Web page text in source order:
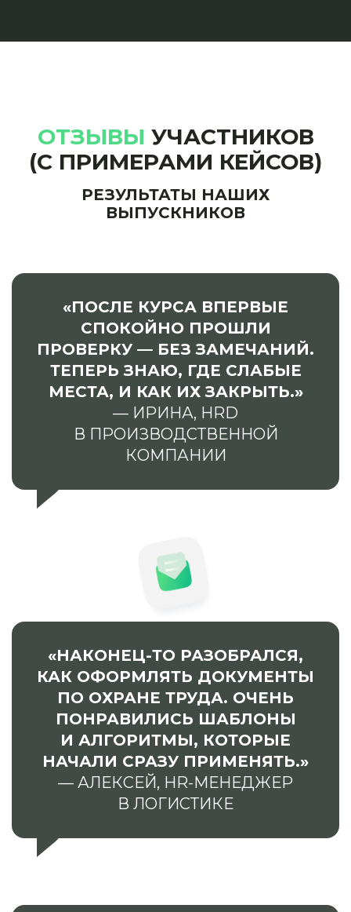
ОТЗЫВЫ УЧАСТНИКОВ
(С ПРИМЕРАМИ КЕЙСОВ)
РЕЗУЛЬТАТЫ НАШИХ
ВЫПУСКНИКОВ
«ПОСЛЕ КУРСА ВПЕРВЫЕ
СПОКОЙНО ПРОШЛИ
ПРОВЕРКУ — БЕЗ ЗАМЕЧАНИЙ.
ТЕПЕРЬ ЗНАЮ, ГДЕ СЛАБЫЕ
МЕСТА, И КАК ИХ ЗАКРЫТЬ.»
— ИРИНА, HRD
В ПРОИЗВОДСТВЕННОЙ
КОМПАНИИ
«НАКОНЕЦ-ТО РАЗОБРАЛСЯ,
КАК ОФОРМЛЯТЬ ДОКУМЕНТЫ
ПО ОХРАНЕ ТРУДА. ОЧЕНЬ
ПОНРАВИЛИСЬ ШАБЛОНЫ
И АЛГОРИТМЫ, КОТОРЫЕ
НАЧАЛИ СРАЗУ ПРИМЕНЯТЬ.»
— АЛЕКСЕЙ, HR-МЕНЕДЖЕР
В ЛОГИСТИКЕ